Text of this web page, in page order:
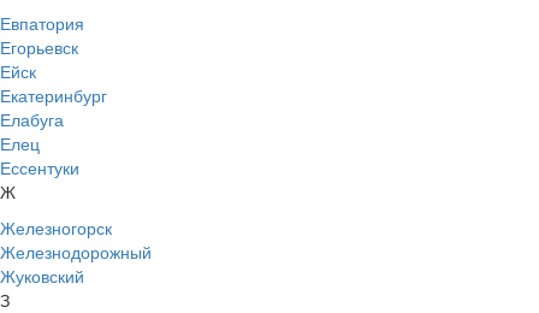
Евпатория
Егорьевск
Ейск
Екатеринбург
Елабуга
Елец
Ессентуки
Ж
Железногорск
Железнодорожный
Жуковский
З